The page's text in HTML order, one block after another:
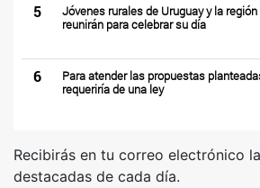
5
Jóvenes rurales de Uruguay y la región
reunirán para celebrar su día
6
Para atender las propuestas
requeriría de una ley
Recibirás en tu correo electrónico
destacadas de cada día.